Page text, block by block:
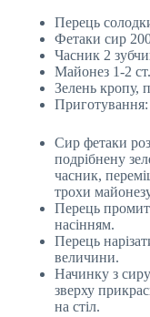
Перець
Фетаки сир
Часник 2
Майонез 1-2
Зелень кропу,
Приготування:
Сир фетаки
подрібнену
часник,
трохи
Перець
насінням.
Перець
величини.
Начинку з
зверху
на стіл.